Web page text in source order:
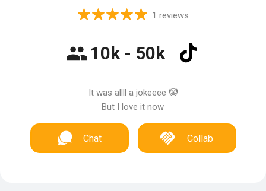
1 reviews
10k - 50k
It was allll a jokeeee 🤡
But I love it now
Chat Collab